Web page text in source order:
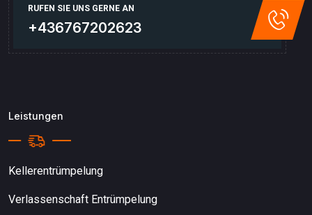
RUFEN SIE UNS GERNE AN
+436767202623
Leistungen
Kellerentrümpelung
Verlassenschaft Entrümpelung